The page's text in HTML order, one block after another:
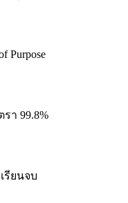
Purpose
า 99.8%
รียนจบ